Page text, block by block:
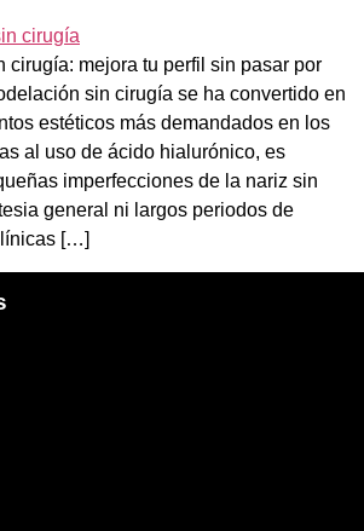
cirugía: mejora tu perfil sin pasar por
sin cirugía se ha convertido en
estéticos más demandados en los
al uso de ácido hialurónico, es
imperfecciones de la nariz sin
general ni largos periodos de
[…]